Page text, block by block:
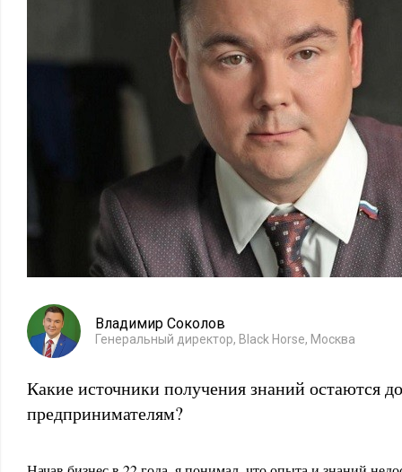
Владимир Соколов
Генеральный директор, Black Horse, Москва
Какие источники получения знаний остаются
предпринимателям?